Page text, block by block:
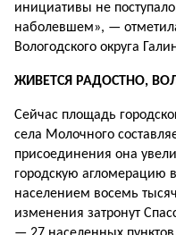
инициативы не
наболевшем», —
Вологодского округа
ЖИВЕТСЯ РАДОСТНО,
Сейчас площадь
села Молочного
присоединения она
городскую агломерацию
населением восемь
изменения затронут